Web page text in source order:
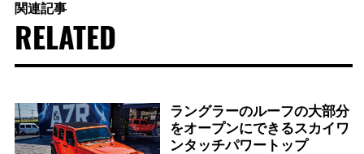
関連記事
RELATED
ラングラーのルーフの大部分
をオープンにできるスカイワ
ンタッチパワートップ